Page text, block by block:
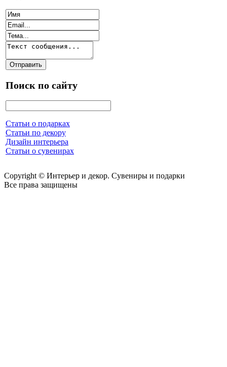
Поиск по сайту
Статьи о подарках
Статьи по декору
Дизайн интерьера
Статьи о сувенирах
Copyright © Интерьер и декор. Сувениры и подарки
Все права защищены